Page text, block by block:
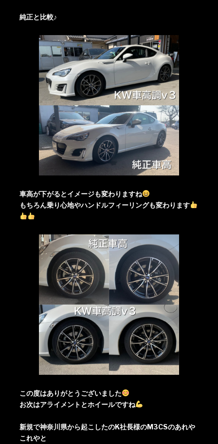
純正と比較♪
車高が下がるとイメージも変わりますね
もちろん乗り心地やハンドルフィーリングも変わります
この度はありがとうございました
お次はアライメントとホイールですね
新規で神奈川県から起こしたのK社長様のM3CSのあれや
これやと